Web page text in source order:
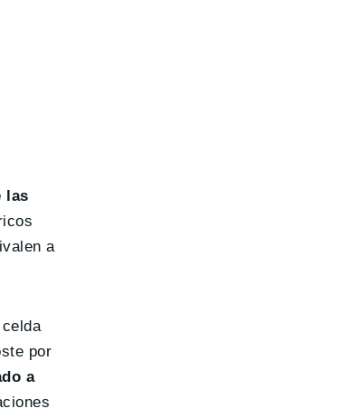
las
a
por
a